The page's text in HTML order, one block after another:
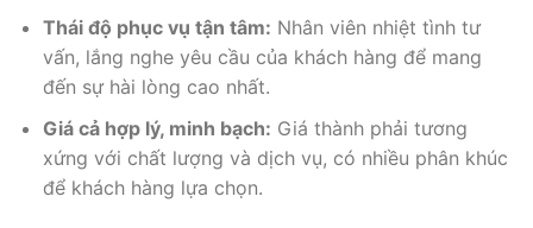
Thái độ phục vụ tận tâm: Nhân viên nhiệt tình tư
vấn, lắng nghe yêu cầu của khách hàng để mang
đến sự hài lòng cao nhất.
Giá cả hợp lý, minh bạch: Giá thành phải tương
xứng với chất lượng và dịch vụ, có nhiều phân khúc
để khách hàng lựa chọn.